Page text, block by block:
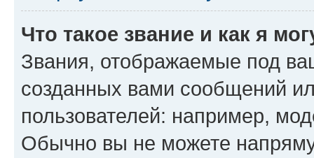
Что такое звание и как я
Звания, отображаемые под
созданных вами сообщений
пользователей: например,
Обычно вы не можете